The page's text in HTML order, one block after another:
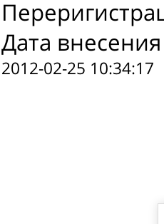
Дата
2012-02-25 10:34:17